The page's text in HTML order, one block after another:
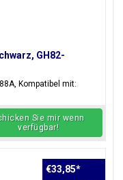
GH82-
Kompatibel mit:
Sie mir wenn
verfügbar!
€33,85*